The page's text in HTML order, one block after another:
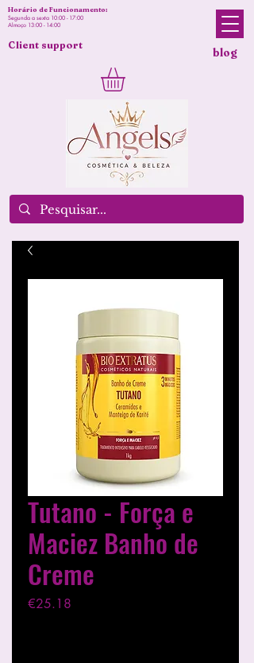
blog
Horário de Funcionamento:
Segunda a sexta 10:00 - 17:00
Almoço 13:00 - 14:00
Client support
Tutano - Força e
Maciez Banho de
Creme
€25.18